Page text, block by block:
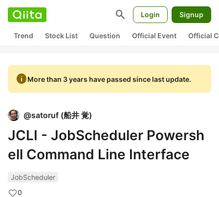
search Login Signup
Trend Stock List Question Official Event Official
infoMore than 3 years have passed since last update.
@satoruf (船井 覚)
JCLI - JobScheduler Powersh
ell Command Line Interface
JobScheduler
0